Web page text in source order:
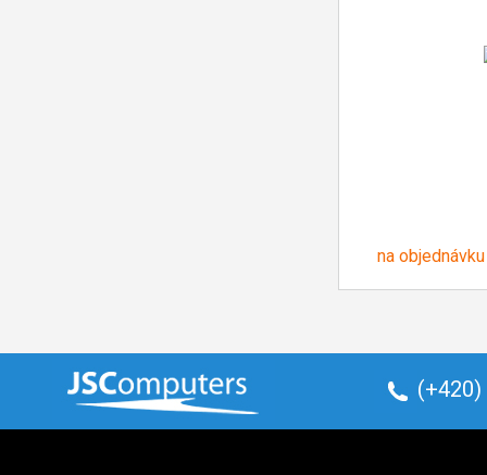
na objednávku
(+420)